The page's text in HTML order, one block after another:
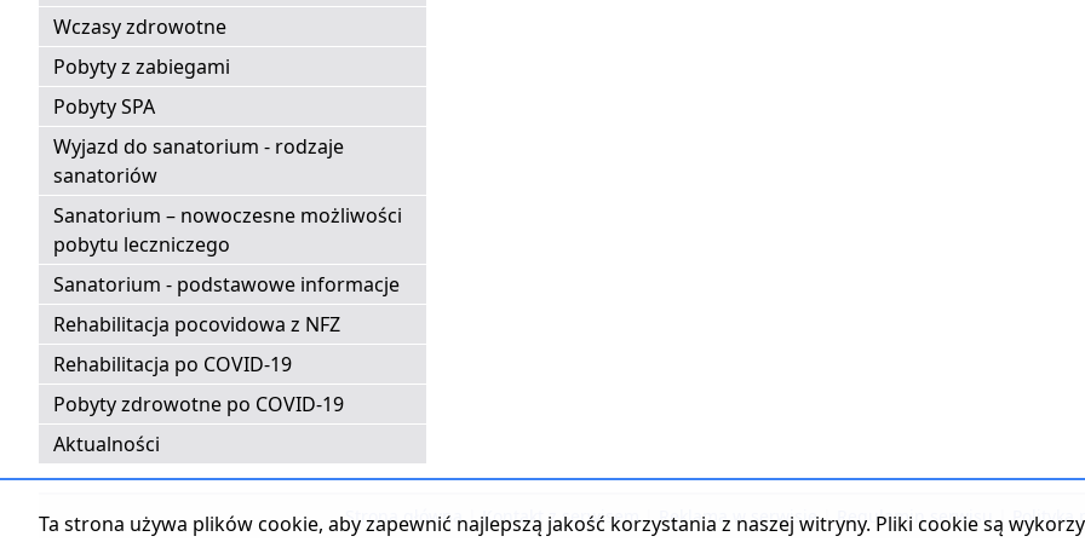
Wczasy zdrowotne
Pobyty z zabiegami
Pobyty SPA
Wyjazd do sanatorium - rodzaje
sanatoriów
Sanatorium – nowoczesne możliwości
pobytu leczniczego
Sanatorium - podstawowe informacje
Rehabilitacja pocovidowa z NFZ
Rehabilitacja po COVID-19
Pobyty zdrowotne po COVID-19
Aktualności
Strona główna | Kontakt z serwisem | Reklama w serwisie | Regulamin serwisu | Polityka
Ta strona używa plików cookie, aby zapewnić najlepszą jakość korzystania z naszej witryny. Pliki cookie są